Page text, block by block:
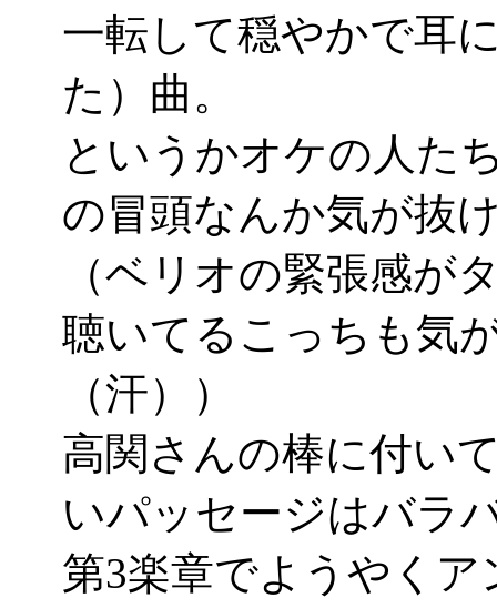
一転して穏やかで耳
た）曲。
というかオケの人た
の冒頭なんか気が抜
（ベリオの緊張感が
聴いてるこっちも気
（汗））
高関さんの棒に付い
いパッセージはバラ
第3楽章でようやく